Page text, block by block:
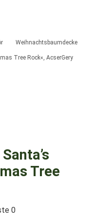
Weihnachtsbaumdecke
Tree Rock«, AcserGery
Tree
0